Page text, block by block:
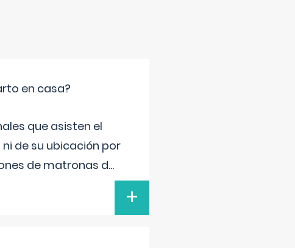
en casa?
que asisten el
de su ubicación por
de matronas d...
+